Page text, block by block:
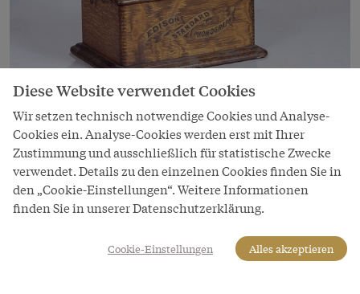
Edison Phonograph mit Wachswalze um
1900
Der Phonograph wurde von Thomas Alva Edison
1877 patentiert.
Copyright
Diese Website verwendet Cookies
Wir setzen technisch notwendige Cookies und Analyse-
Cookies ein. Analyse-Cookies werden erst mit Ihrer
Zustimmung und ausschließlich für statistische Zwecke
verwendet. Details zu den einzelnen Cookies finden Sie in
den „Cookie-Einstellungen“. Weitere Informationen
finden Sie in unserer Datenschutzerklärung.
Cookie-Einstellungen Alles akzeptieren